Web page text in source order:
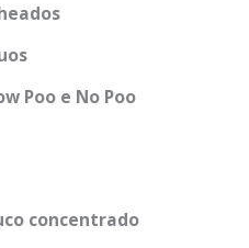
Poo e No Poo
concentrado